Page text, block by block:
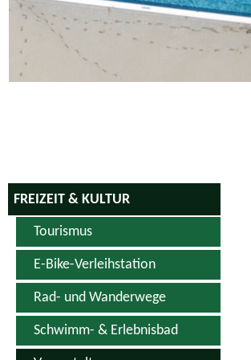
FREIZEIT & KULTUR
Tourismus
E-Bike-Verleihstation
Rad- und Wanderwege
Schwimm- & Erlebnisbad